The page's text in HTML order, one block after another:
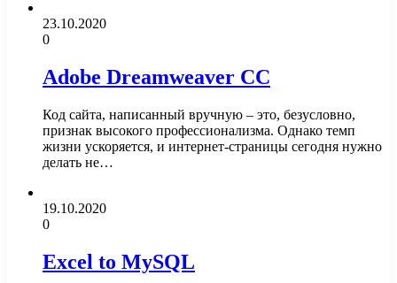
23.10.2020
0
Adobe Dreamweaver CC
Код сайта, написанный вручную – это, безусловно,
признак высокого профессионализма. Однако темп
жизни ускоряется, и интернет-страницы сегодня нужно
делать не…
19.10.2020
0
Excel to MySQL